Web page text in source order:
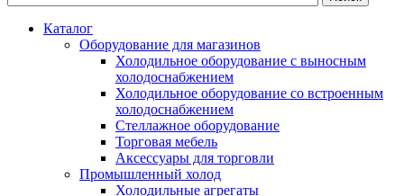
Каталог
Оборудование для магазинов
Холодильное оборудование с выносным
холодоснабжением
Холодильное оборудование со встроенным
холодоснабжением
Стеллажное оборудование
Торговая мебель
Аксессуары для торговли
Промышленный холод
Холодильные агрегаты